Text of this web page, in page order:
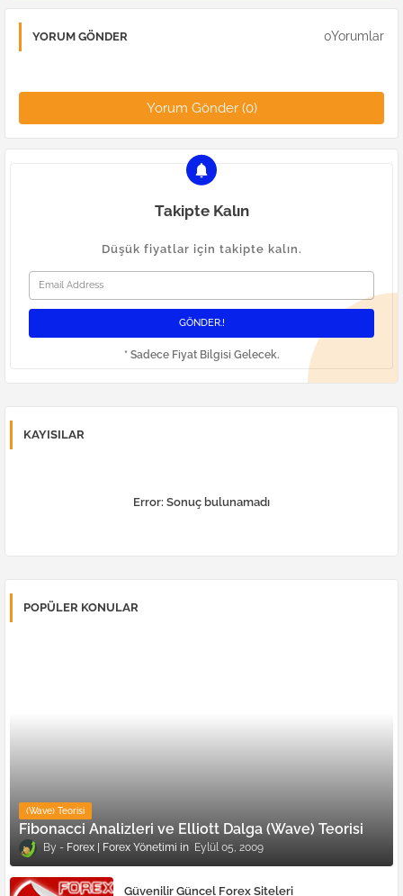
YORUM GÖNDER 0Yorumlar
Yorum Gönder (0)
Takipte Kalın
Düşük fiyatlar için takipte kalın.
* Sadece Fiyat Bilgisi Gelecek.
KAYISILAR
Error: Sonuç bulunamadı
POPÜLER KONULAR
(Wave) Teorisi
Fibonacci Analizleri ve Elliott Dalga (Wave) Teorisi
Forex | Forex Yönetimi Eylül 05, 2009
Güvenilir Güncel Forex Siteleri